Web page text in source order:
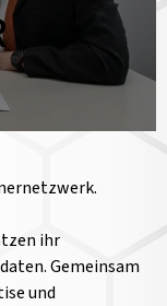
ihr
Gemeinsam
und